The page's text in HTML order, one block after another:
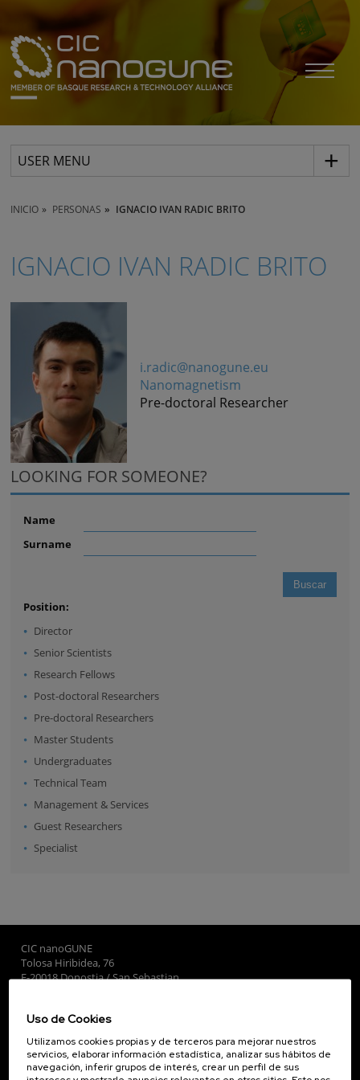
USER MENU
INICIO PERSONAS IGNACIO IVAN RADIC BRITO
IGNACIO IVAN RADIC BRITO
i.radic@nanogune.eu
Nanomagnetism
Pre-doctoral Researcher
LOOKING FOR SOMEONE?
Name
Surname
Position:
Director
Senior Scientists
Research Fellows
Post-doctoral Researchers
Pre-doctoral Researchers
Master Students
Undergraduates
Technical Team
Management & Services
Guest Researchers
Specialist
CIC nanoGUNE
Tolosa Hiribidea, 76
E-20018 Donostia / San Sebastian
Subscribe to our Newsletter
nanoGUNE
Uso de Cookies
Utilizamos cookies propias y de terceros para mejorar nuestros
servicios, elaborar información estadística, analizar sus hábitos de
navegación, inferir grupos de interés, crear un perfil de sus